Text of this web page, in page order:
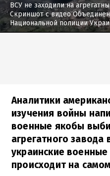
ВСУ не заходили на
Скриншот с видео
Национальной полиции
Аналитики
изучения войны
военные якобы
агрегатного
украинские
происходит на